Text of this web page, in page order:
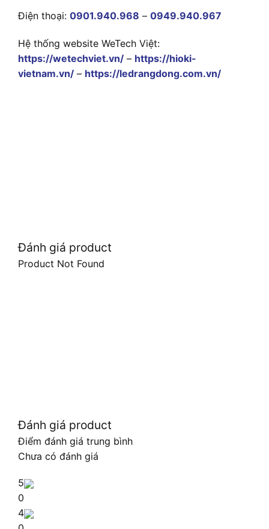
Điện thoại: 0901.940.968 – 0949.940.967
Hệ thống website WeTech Việt:
https://wetechviet.vn/ – https://hioki-
vietnam.vn/ – https://ledrangdong.com.vn/
Đánh giá product
Product Not Found
Đánh giá product
Điểm đánh giá trung bình
Chưa có đánh giá
5
0
4